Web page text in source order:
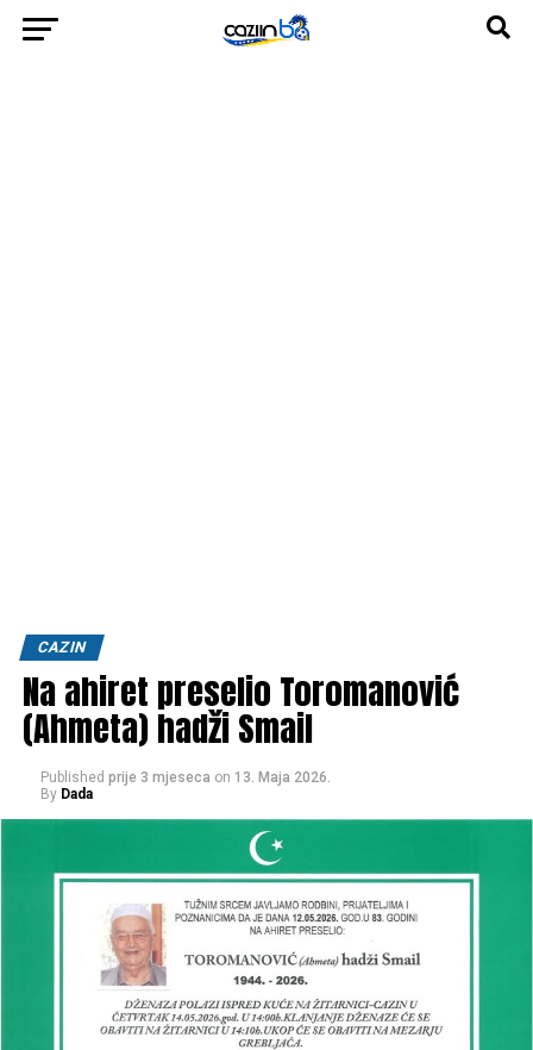
CAZIN
Na ahiret preselio Toromanović
(Ahmeta) hadži Smail
Published prije 3 mjeseca on 13. Maja 2026.
By Dada